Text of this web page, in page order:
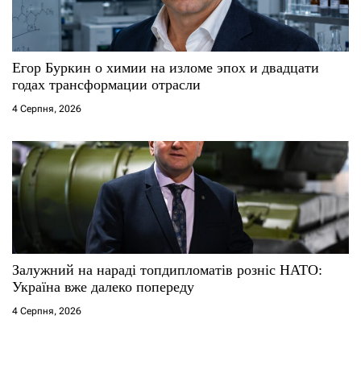
Егор Буркин о химии на изломе эпох и двадцати
годах трансформации отрасли
4 Серпня, 2026
Залужний на нараді топдипломатів розніс НАТО:
Україна вже далеко попереду
4 Серпня, 2026